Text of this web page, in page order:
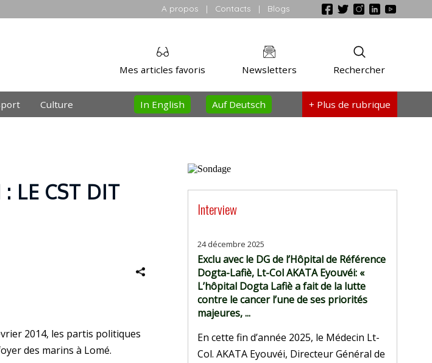
A propos | Contacts | Blogs
Rechercher
Newsletters
Mes articles favoris
Culture + Plus de rubrique
Auf Deutsch
In English
: LE CST DIT
2014, les partis politiques
des marins à Lomé.
Interview
24 décembre 2025
Exclu avec le DG de l’Hôpital de Référence
Dogta-Lafiè, Lt-Col AKATA Eyouvéi: «
L’hôpital Dogta Lafiè a fait de la lutte
contre le cancer l’une de ses priorités
majeures, ...
En cette fin d’année 2025, le Médecin Lt-
Col. AKATA Eyouvéi, Directeur Général de